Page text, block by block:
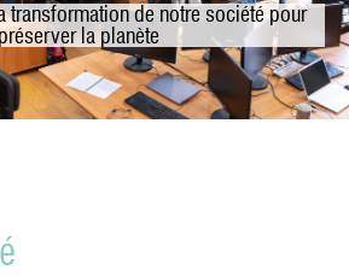
transformation de notre société pour
préserver la planète